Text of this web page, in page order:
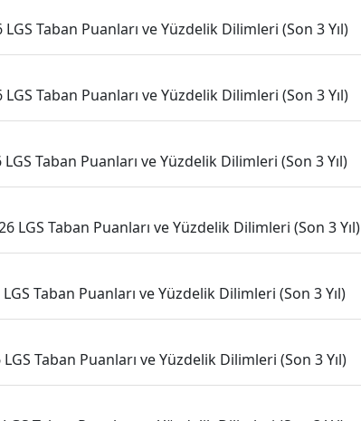
LGS Taban Puanları ve Yüzdelik Dilimleri (Son 3 Yıl)
Taban Puanları ve Yüzdelik Dilimleri (Son 3 Yıl)
Taban Puanları ve Yüzdelik Dilimleri (Son 3 Yıl)
LGS Taban Puanları ve Yüzdelik Dilimleri (Son 3 Yıl)
Taban Puanları ve Yüzdelik Dilimleri (Son 3 Yıl)
Taban Puanları ve Yüzdelik Dilimleri (Son 3 Yıl)